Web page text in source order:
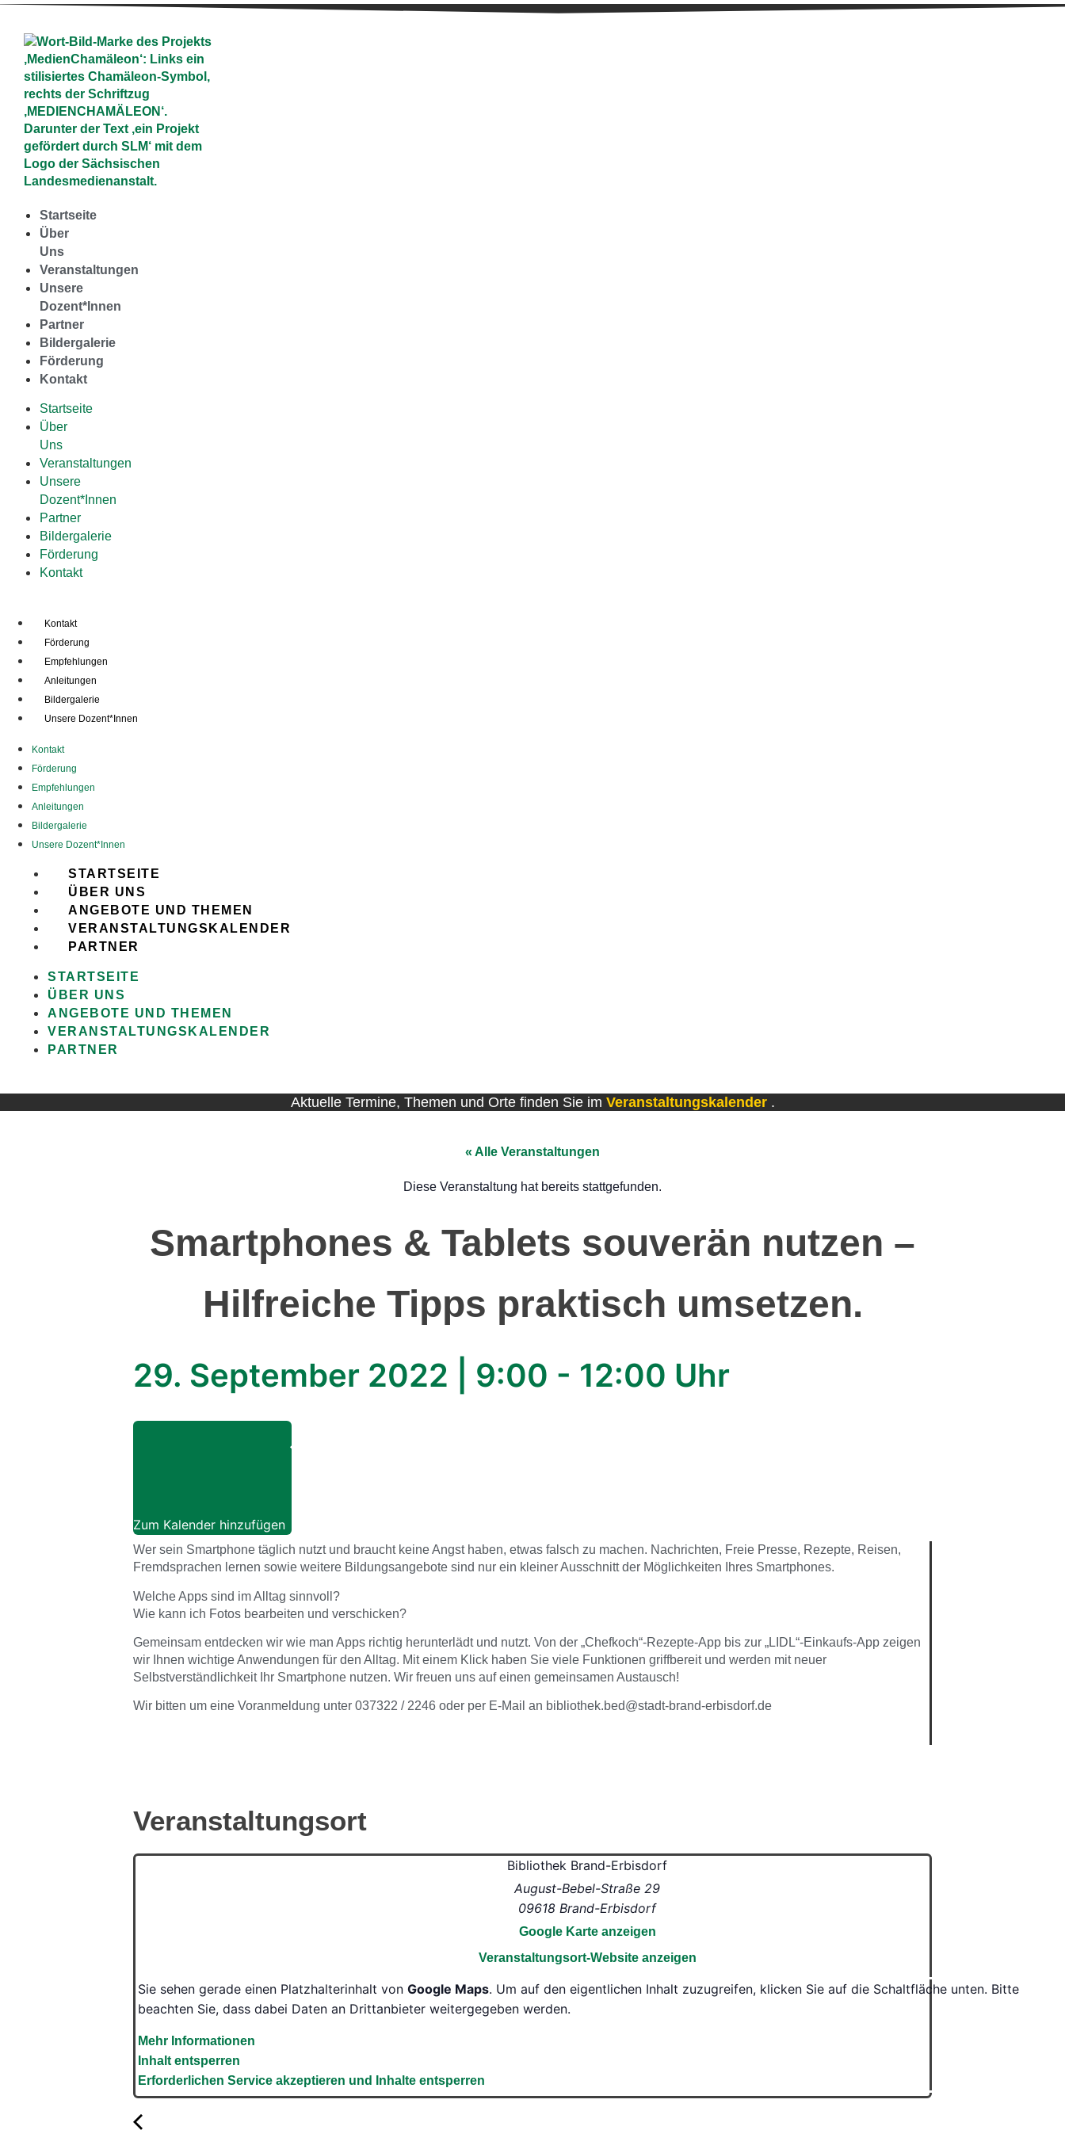
Startseite
Über
Uns
Veranstaltungen
Unsere
Dozent*Innen
Partner
Bildergalerie
Förderung
Kontakt
Startseite
Über
Uns
Veranstaltungen
Unsere
Dozent*Innen
Partner
Bildergalerie
Förderung
Kontakt
Kontakt
Förderung
Empfehlungen
Anleitungen
Bildergalerie
Unsere Dozent*Innen
Kontakt
Förderung
Empfehlungen
Anleitungen
Bildergalerie
Unsere Dozent*Innen
STARTSEITE
ÜBER UNS
ANGEBOTE UND THEMEN
VERANSTALTUNGSKALENDER
PARTNER
STARTSEITE
ÜBER UNS
ANGEBOTE UND THEMEN
VERANSTALTUNGSKALENDER
PARTNER
Aktuelle Termine, Themen und Orte finden Sie im Veranstaltungskalender .
« Alle Veranstaltungen
Diese Veranstaltung hat bereits stattgefunden.
Smartphones & Tablets souverän nutzen –
Hilfreiche Tipps praktisch umsetzen.
29. September 2022 9:00 - 12:00 Uhr
Zum Kalender hinzufügen
Wer sein Smartphone täglich nutzt und braucht keine Angst haben, etwas falsch zu machen. Nachrichten, Freie Presse, Rezepte, Reisen,
Fremdsprachen lernen sowie weitere Bildungsangebote sind nur ein kleiner Ausschnitt der Möglichkeiten Ihres Smartphones.
Welche Apps sind im Alltag sinnvoll?
Wie kann ich Fotos bearbeiten und verschicken?
Gemeinsam entdecken wir wie man Apps richtig herunterlädt und nutzt. Von der „Chefkoch“-Rezepte-App bis zur „LIDL“-Einkaufs-App zeigen
wir Ihnen wichtige Anwendungen für den Alltag. Mit einem Klick haben Sie viele Funktionen griffbereit und werden mit neuer
Selbstverständlichkeit Ihr Smartphone nutzen. Wir freuen uns auf einen gemeinsamen Austausch!
Wir bitten um eine Voranmeldung unter 037322 / 2246 oder per E-Mail an bibliothek.bed@stadt-brand-erbisdorf.de
Veranstaltungsort
Bibliothek Brand-Erbisdorf
August-Bebel-Straße 29
09618 Brand-Erbisdorf
Google Karte anzeigen
Veranstaltungsort-Website anzeigen
Sie sehen gerade einen Platzhalterinhalt von Google Maps. Um auf den eigentlichen Inhalt zuzugreifen, klicken Sie auf die Schaltfläche unten. Bitte
beachten Sie, dass dabei Daten an Drittanbieter weitergegeben werden.
Mehr Informationen
Inhalt entsperren
Erforderlichen Service akzeptieren und Inhalte entsperren